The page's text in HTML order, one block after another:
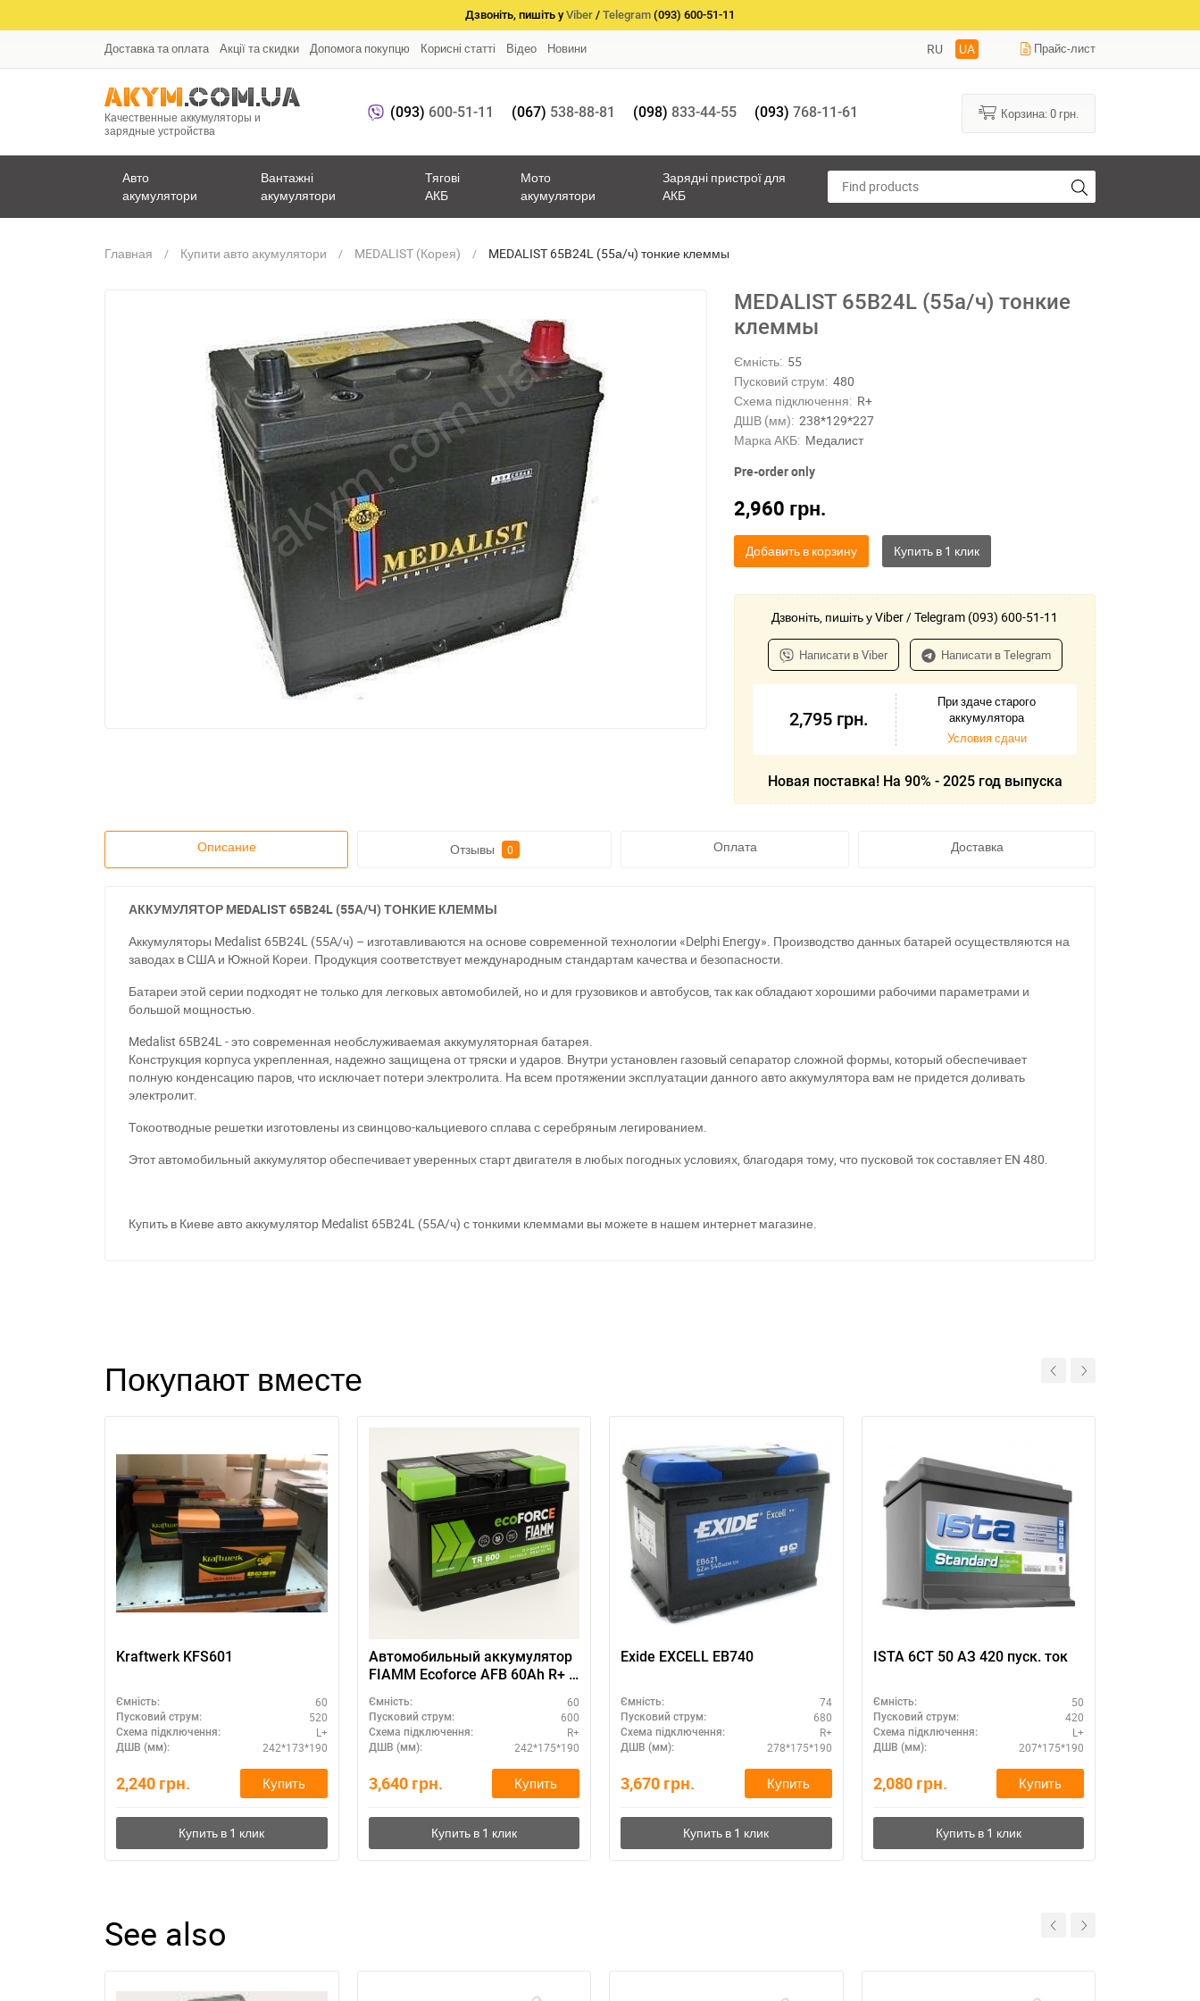
Дзвоніть, пишіть у Viber / Telegram (093) 600-51-11
Доставка та оплата Акції та скидки Допомога покупцю Корисні статті Відео Новини RU UA Прайс-лист
Качественные аккумуляторы и
зарядные устройства
(093) 600-51-11 (067) 538-88-81 (098) 833-44-55 (093) 768-11-61 Корзина:0 грн.
Авто
акумулятори
Вантажні
акумулятори
Тягові
АКБ
Мото
акумулятори
Зарядні пристрої для
АКБ
Главная Купити авто акумулятори MEDALIST (Корея) MEDALIST 65B24L (55а/ч) тонкие клеммы
MEDALIST 65B24L (55а/ч) тонкие
клеммы
Ємність: 55
Пусковий струм: 480
Схема підключення: R+
ДШВ (мм): 238*129*227
Марка АКБ: Медалист
Pre-order only
2,960 грн.
Добавить в корзину
Дзвоніть, пишіть у Viber / Telegram (093) 600-51-11
Написати в Viber Написати в Telegram
2,795 грн.
При здаче старого
аккумулятора
Условия сдачи
Новая поставка! На 90% - 2025 год выпуска
Описание Отзывы 0 Оплата Доставка
АККУМУЛЯТОР MEDALIST 65B24L (55А/Ч) ТОНКИЕ КЛЕММЫ
Аккумуляторы Medalist 65B24L (55А/ч) – изготавливаются на основе современной технологии «Delphi Energy». Производство данных батарей осуществляются на
заводах в США и Южной Кореи. Продукция соответствует международным стандартам качества и безопасности.
Батареи этой серии подходят не только для легковых автомобилей, но и для грузовиков и автобусов, так как обладают хорошими рабочими параметрами и
большой мощностью.
Medalist 65B24L - это современная необслуживаемая аккумуляторная батарея.
Конструкция корпуса укрепленная, надежно защищена от тряски и ударов. Внутри установлен газовый сепаратор сложной формы, который обеспечивает
полную конденсацию паров, что исключает потери электролита. На всем протяжении эксплуатации данного авто аккумулятора вам не придется доливать
электролит.
Токоотводные решетки изготовлены из свинцово-кальциевого сплава с серебряным легированием.
Этот автомобильный аккумулятор обеспечивает уверенных старт двигателя в любых погодных условиях, благодаря тому, что пусковой ток составляетEN 480.
Купить в Киеве авто аккумулятор Medalist 65B24L (55А/ч) с тонкими клеммами вы можете в нашем интернет магазине.
Покупают вместе
Kraftwerk KFS601
Ємність: 60
Пусковий струм: 520
Схема підключення: L+
ДШВ (мм): 242*173*190
2,240 грн. Купить
Автомобильный аккумулятор
FIAMM Ecoforce AFB 60Ah R+ —
Ємність: 60
Пусковий струм: 600
Схема підключення: R+
ДШВ (мм): 242*175*190
3,640 грн. Купить
Exide EXCELL EB740
Ємність: 74
Пусковий струм: 680
Схема підключення: R+
ДШВ (мм): 278*175*190
3,670 грн. Купить
ISTA 6СТ 50 АЗ 420 пуск. ток
Ємність: 50
Пусковий струм: 420
Схема підключення: L+
ДШВ (мм): 207*175*190
2,080 грн. Купить
See also
Написати в Viber Написати в Telegram